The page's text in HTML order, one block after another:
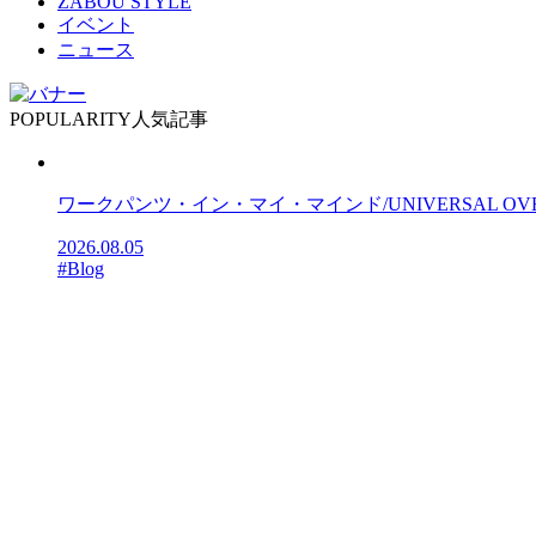
イベント
ニュース
POPULARITY 人気記事
ワークパンツ・イン・マイ・マインド/UNIVERSAL
2026.08.05
#Blog